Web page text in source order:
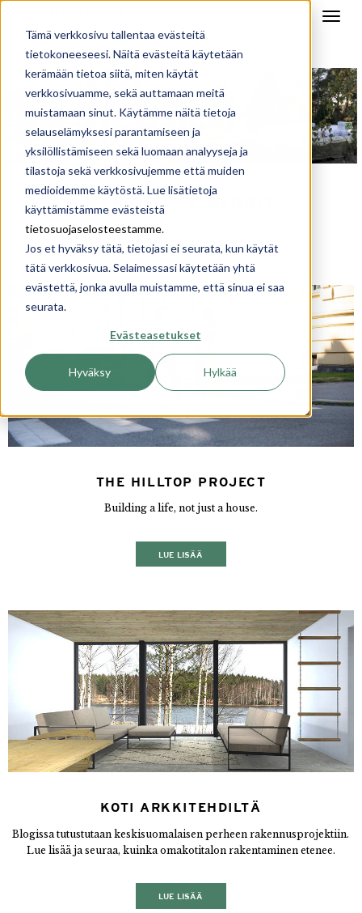
Tämä verkkosivu tallentaa evästeitä
tietokoneeseesi. Näitä evästeitä käytetään
kerämään tietoa siitä, miten käytät
verkkosivuamme, sekä auttamaan meitä
muistamaan sinut. Käytämme näitä tietoja
selauselämyksesi parantamiseen ja
yksilöllistämiseen sekä luomaan analyyseja ja
tilastoja sekä verkkosivujemme että muiden
medioidemme käytöstä. Lue lisätietoja
käyttämistämme evästeistä
tietosuojaselosteestamme.
Jos et hyväksy tätä, tietojasi ei seurata, kun käytät
tätä verkkosivua. Selaimessasi käytetään yhtä
evästettä, jonka avulla muistamme, että sinua ei saa
seurata.
Evästeasetukset
Hyväksy Hylkää
RAKENTAJA-BLOGIT
THE HILLTOP PROJECT
Building a life, not just a house.
LUE LISÄÄ
KOTI ARKKITEHDILTÄ
Blogissa tutustutaan keskisuomalaisen perheen rakennusprojektiin.
Lue lisää ja seuraa, kuinka omakotitalon rakentaminen etenee.
LUE LISÄÄ